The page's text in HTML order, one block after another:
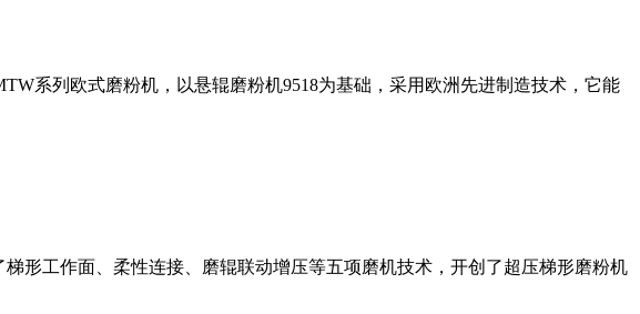
系列欧式磨粉机，以悬辊磨粉机9518为基础，采用欧洲先进制造技术，它能
形工作面、柔性连接、磨辊联动增压等五项磨机技术，开创了超压梯形磨粉机